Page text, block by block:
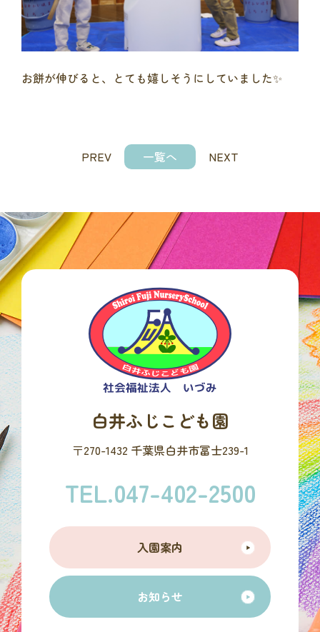
お餅が伸びると、とても嬉しそうにしていました✨
PREV 一覧へ NEXT
白井ふじこども園
〒270-1432 千葉県白井市冨士239-1
TEL.047-402-2500
入園案内
お知らせ